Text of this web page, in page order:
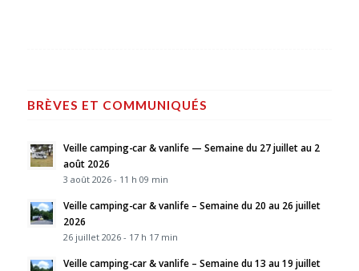
BRÈVES ET COMMUNIQUÉS
Veille camping-car & vanlife — Semaine du 27 juillet au 2
août 2026
3 août 2026 - 11 h 09 min
Veille camping-car & vanlife – Semaine du 20 au 26 juillet
2026
26 juillet 2026 - 17 h 17 min
Veille camping-car & vanlife – Semaine du 13 au 19 juillet